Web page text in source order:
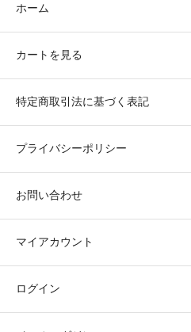
ホーム
カートを見る
特定商取引法に基づく表記
プライバシーポリシー
お問い合わせ
マイアカウント
ログイン